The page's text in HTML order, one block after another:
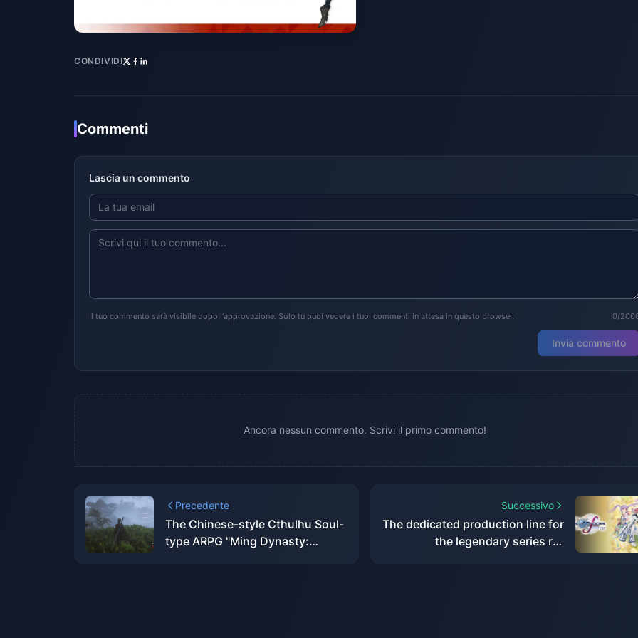
CONDIVIDI
Commenti
Lascia un commento
Il tuo commento sarà visibile dopo l'approvazione. Solo tu puoi vedere i tuoi commenti in attesa in questo browser. 0/
Invia commento
Ancora nessun commento. Scrivi il primo commento!
Precedente
The Chinese-style Cthulhu Soul-
type ARPG "Ming Dynasty:
Successivo
The dedicated production line for
the legendary series re-